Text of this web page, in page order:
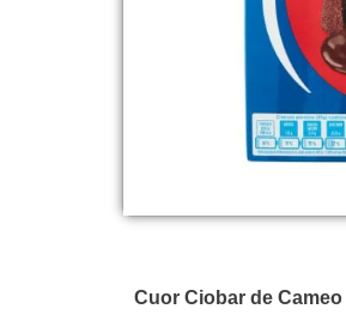
Cuor Ciobar de Cameo